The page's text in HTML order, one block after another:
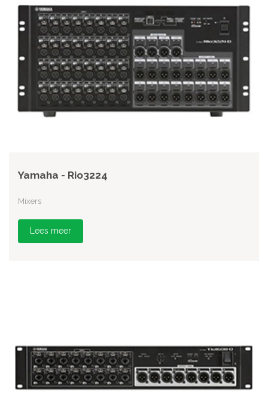
Yamaha - Rio3224
Mixers
Lees meer